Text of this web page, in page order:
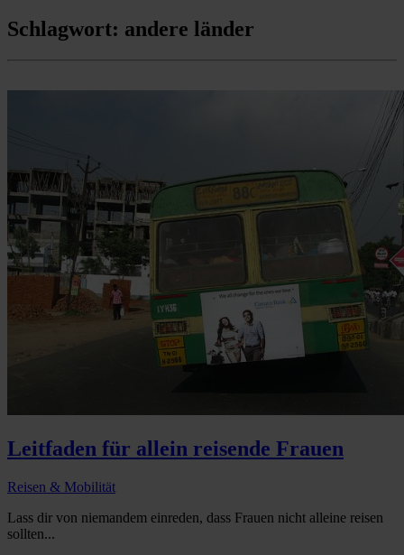
Schlagwort: andere länder
Leitfaden für allein reisende Frauen
Reisen & Mobilität
Lass dir von niemandem einreden, dass Frauen nicht alleine reisen
sollten...